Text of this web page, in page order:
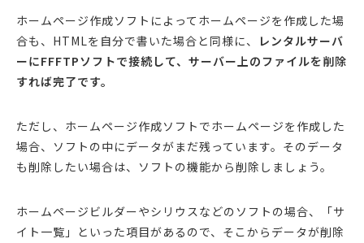
ホームページ作成ソフトによってホームページを作成した場
合も、HTMLを自分で書いた場合と同様に、
レンタルサーバ
ーにFFFTPソフトで接続して、サーバー上のファイルを削除
すれば完了です。
ただし、ホームページ作成ソフトでホームページを作成した
場合、ソフトの中にデータがまだ残っています。そのデータ
も削除したい場合は、ソフトの機能から削除しましょう。
ホームページビルダーやシリウスなどのソフトの場合、「サ
イト一覧」といった項目があるので、そこからデータが削除